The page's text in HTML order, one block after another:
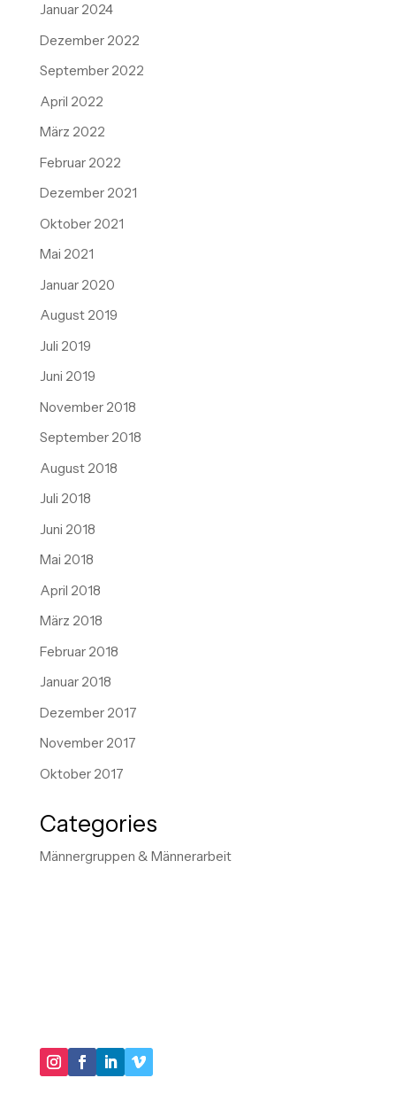
Januar 2024
Dezember 2022
September 2022
April 2022
März 2022
Februar 2022
Dezember 2021
Oktober 2021
Mai 2021
Januar 2020
August 2019
Juli 2019
Juni 2019
November 2018
September 2018
August 2018
Juli 2018
Juni 2018
Mai 2018
April 2018
März 2018
Februar 2018
Januar 2018
Dezember 2017
November 2017
Oktober 2017
Categories
Männergruppen & Männerarbeit